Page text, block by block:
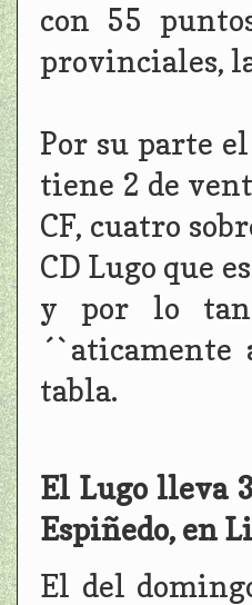
con 55
provinciales,
Por su parte
tiene 2 de
CF, cuatro
CD Lugo que
y por lo
´`aticamente
tabla.
El Lugo lleva
Espiñedo, en
El del